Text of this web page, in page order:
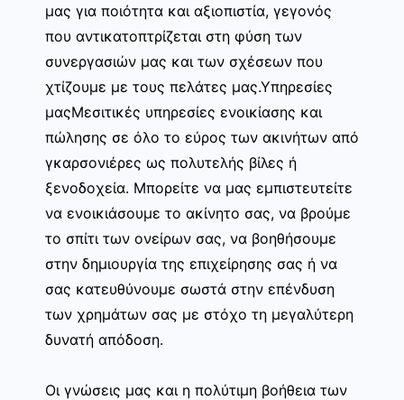
μας για ποιότητα και αξιοπιστία, γεγονός
που αντικατοπτρίζεται στη φύση των
συνεργασιών μας και των σχέσεων που
χτίζουμε με τους πελάτες μας.Υπηρεσίες
μαςΜεσιτικές υπηρεσίες ενοικίασης και
πώλησης σε όλο το εύρος των ακινήτων από
γκαρσονιέρες ως πολυτελής βίλες ή
ξενοδοχεία. Μπορείτε να μας εμπιστευτείτε
να ενοικιάσουμε το ακίνητο σας, να βρούμε
το σπίτι των ονείρων σας, να βοηθήσουμε
στην δημιουργία της επιχείρησης σας ή να
σας κατευθύνουμε σωστά στην επένδυση
των χρημάτων σας με στόχο τη μεγαλύτερη
δυνατή απόδοση.
Οι γνώσεις μας και η πολύτιμη βοήθεια των